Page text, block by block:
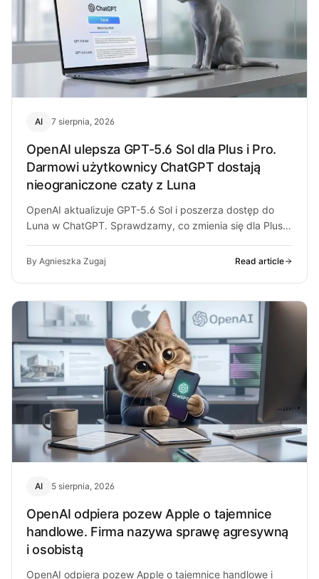
AI 7 sierpnia, 2026
OpenAI ulepsza GPT-5.6 Sol dla Plus i Pro.
Darmowi użytkownicy ChatGPT dostają
nieograniczone czaty z Luna
OpenAI aktualizuje GPT-5.6 Sol i poszerza dostęp do
Luna w ChatGPT. Sprawdzamy, co zmienia się dla Plus,
By Agnieszka Zugaj Read article
AI 5 sierpnia, 2026
OpenAI odpiera pozew Apple o tajemnice
handlowe. Firma nazywa sprawę agresywną
i osobistą
OpenAI odpiera pozew Apple o tajemnice handlowe i